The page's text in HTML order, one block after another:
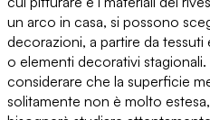
un arco in casa, si possono
decorazioni, a partire da
o elementi decorativi
considerare che la superficie
solitamente non è molto